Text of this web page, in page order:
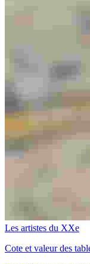
Les artistes du XXe
Cote et valeur des